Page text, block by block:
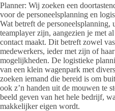
Planner: Wij zoeken een
voor de personeelsplanning en
Wat betreft de personeelsplanning,
teamplayer zijn, aangezien je met
contact maakt. Dit betreft zowel
medewerkers, ieder met zijn of
mogelijkheden. De logistieke
van een klein wagenpark met
zoeken iemand die bereid is om
ook z’n handen uit de mouwen te
beeld geven van het hele bedrijf,
makkelijker eigen wordt.